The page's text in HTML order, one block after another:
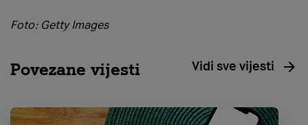
Foto: Getty Images
Povezane vijesti Vidi sve vijesti